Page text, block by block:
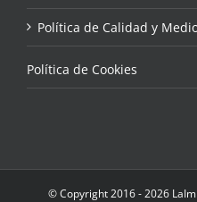
Política de Calidad y
Política de Cookies
© Copyright 2016 - 2026